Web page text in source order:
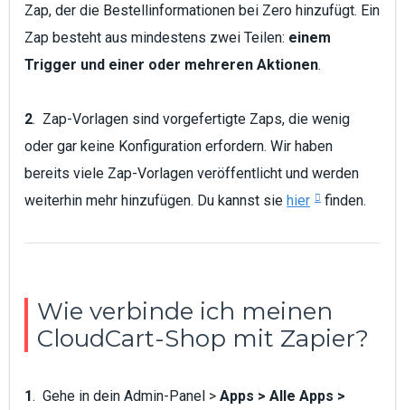
Zap, der die Bestellinformationen bei Zero hinzufügt. Ein
Zap besteht aus mindestens zwei Teilen: einem
Trigger und einer oder mehreren Aktionen.
2. Zap-Vorlagen sind vorgefertigte Zaps, die wenig
oder gar keine Konfiguration erfordern. Wir haben
bereits viele Zap-Vorlagen veröffentlicht und werden
weiterhin mehr hinzufügen. Du kannst sie hier finden.
Wie verbinde ich meinen
CloudCart-Shop mit Zapier?
1. Gehe in dein Admin-Panel > Apps > Alle Apps >